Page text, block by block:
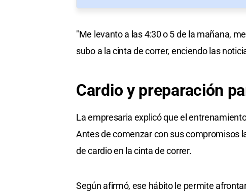
"Me levanto a las 4:30 o 5 de la mañana,
subo a la cinta de correr, enciendo las
Cardio y preparación
La empresaria explicó que el
Antes de comenzar con sus compromisos
de cardio en la cinta de correr.
Según afirmó, ese hábito le permite